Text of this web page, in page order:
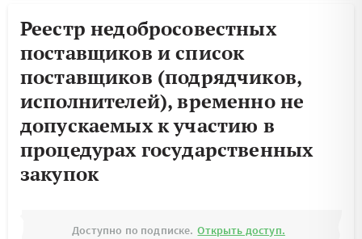
Реестр недобросовестных
поставщиков и список
поставщиков (подрядчиков,
исполнителей), временно не
допускаемых к участию в
процедурах государственных
закупок
Доступно по подписке. Открыть доступ.